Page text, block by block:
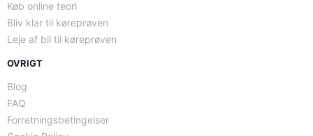
Køb online teori
Bliv klar til køreprøven
Leje af bil til køreprøven
OVRIGT
Blog
FAQ
Forretningsbetingelser